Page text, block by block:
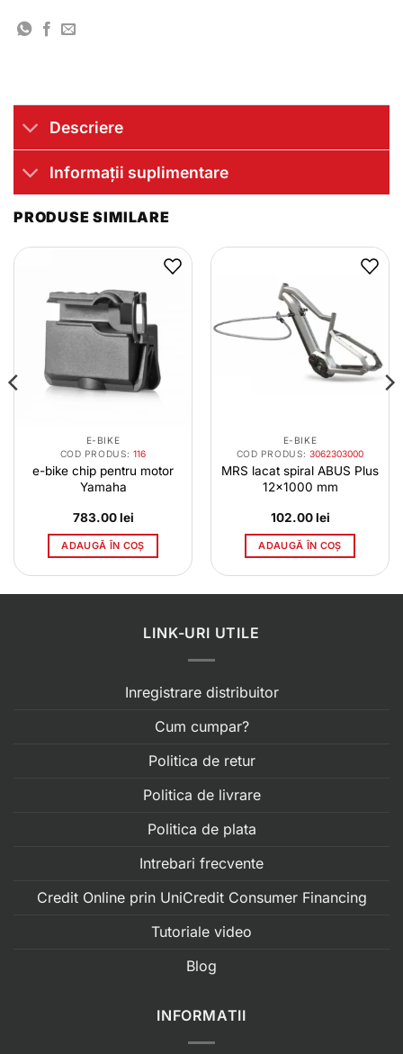
Descriere
Informații suplimentare
PRODUSE SIMILARE
E-BIKE
COD PRODUS:116
e-bike chip pentru motor
Yamaha
783.00lei
ADAUGĂ ÎN COȘ
E-BIKE
COD PRODUS:3062303000
MRS lacat spiral ABUS Plus
12×1000 mm
102.00lei
ADAUGĂ ÎN COȘ
LINK-URI UTILE
Inregistrare distribuitor
Cum cumpar?
Politica de retur
Politica de livrare
Politica de plata
Intrebari frecvente
Credit Online prin UniCredit Consumer Financing
Tutoriale video
Blog
INFORMATII